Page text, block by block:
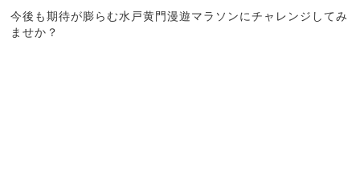
今後も期待が膨らむ水戸黄門漫遊マラソンにチャレンジしてみ
ませか？